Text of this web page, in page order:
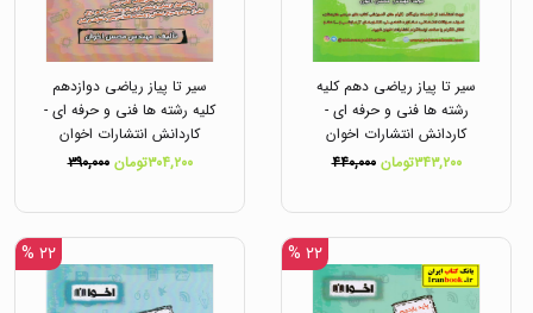
سیر تا پیاز ریاضی دهم کلیه
رشته ها فنی و حرفه ای -
کاردانش انتشارات اخوان
۳۴۳,۲۰۰تومان
۴۴۰,۰۰۰
سیر تا پیاز ریاضی دوازدهم
کلیه رشته ها فنی و حرفه ای -
کاردانش انتشارات اخوان
۳۰۴,۲۰۰تومان
۳۹۰,۰۰۰
۲۲ % ۲۲ %